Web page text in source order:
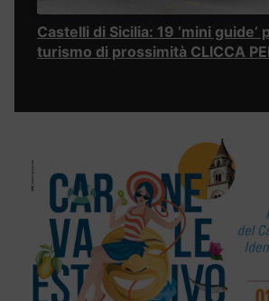
Castelli di Sicilia: 19 ‘mini guide’
turismo di prossimità CLICCA